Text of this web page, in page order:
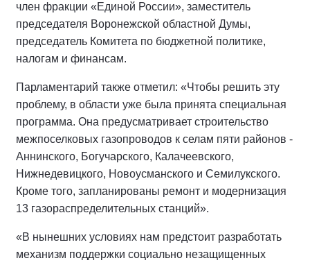
член фракции «Единой России», заместитель
председателя Воронежской областной Думы,
председатель Комитета по бюджетной политике,
налогам и финансам.
Парламентарий также отметил: «Чтобы решить эту
проблему, в области уже была принята специальная
программа. Она предусматривает строительство
межпоселковых газопроводов к селам пяти районов -
Аннинского, Богучарского, Калачеевского,
Нижнедевицкого, Новоусманского и Семилукского.
Кроме того, запланированы ремонт и модернизация
13 газораспределительных станций».
«В нынешних условиях нам предстоит разработать
механизм поддержки социально незащищенных